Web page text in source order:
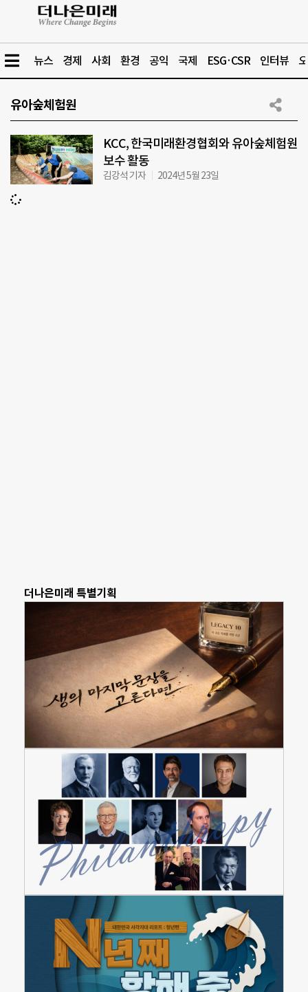
뉴스 경제 사회 환경 공익 국제 ESG·CSR 인터뷰
유아숲체험원
KCC, 한국미래환경협회와 유아숲체험원
보수 활동
김강석 기자 2024년 5월 23일
더나은미래 특별기획